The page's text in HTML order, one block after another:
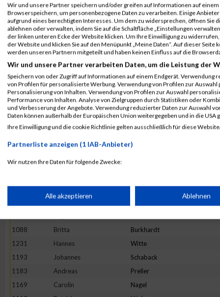
1220
Stefanie Von Appen
1144
Janka Kröbel
1114
Daniel Hasert
1202
Dennis Schulze
1216
Friedl Tobias
1090
Anke Clippingdale
1115
Laura Hebrock
1195
Martin Scharrmann
1095
Carsten Dorn
1175
Heike Noll
1104
Michaela
1162
Torsten Mehlert
Dennis
1088
Britta Burkhardt
1231
Hannes Witte
1193
Johannes Schaback
1183
Andreas Preller
1169
Carolin Nagel
Wir und unsere Partner speichern und/oder greifen auf Informationen auf einem
Browserspeichern, um personenbezogene Daten zu verarbeiten. Einige
aufgrund eines berechtigten Interesses. Um dem zu widersprechen, öffnen Sie
ablehnen oder verwalten, indem Sie auf die Schaltfläche „Einstellungen
der linken unteren Ecke der Website klicken. Um Ihre Einwilligung zu
der Website und klicken Sie auf den Menüpunkt „Meine Daten“. Auf dieser
werden unseren Partnern mitgeteilt und haben keinen Einfluss auf die
Wir und unsere Partner verarbeiten Daten, um die Leistung der
Speichern von oder Zugriff auf Informationen auf einem Endgerät. Verwendung
von Profilen für personalisierte Werbung. Verwendung von Profilen zur
Personalisierung von Inhalten. Verwendung von Profilen zur Auswahl
Performance von Inhalten. Analyse von Zielgruppen durch Statistiken oder
und Verbesserung der Angebote. Verwendung reduzierter Daten zur Auswahl
Daten können außerhalb der Europäischen Union weitergegeben und in die USA
Ihre Einwilligung und die cookie Richtlinie gelten ausschließlich für diese
Partnerliste anzeigen (1 IAB-Anbieter)
Wir nutzen Ihre Daten für folgende Zwecke:
Speichern von oder Zugriff auf Informationen auf einem
Erstellung von Profilen für personalisierte Werbung
Verwendung von Profilen zur Auswahl personalisierter Werbung
Alle akzeptieren Ablehnen